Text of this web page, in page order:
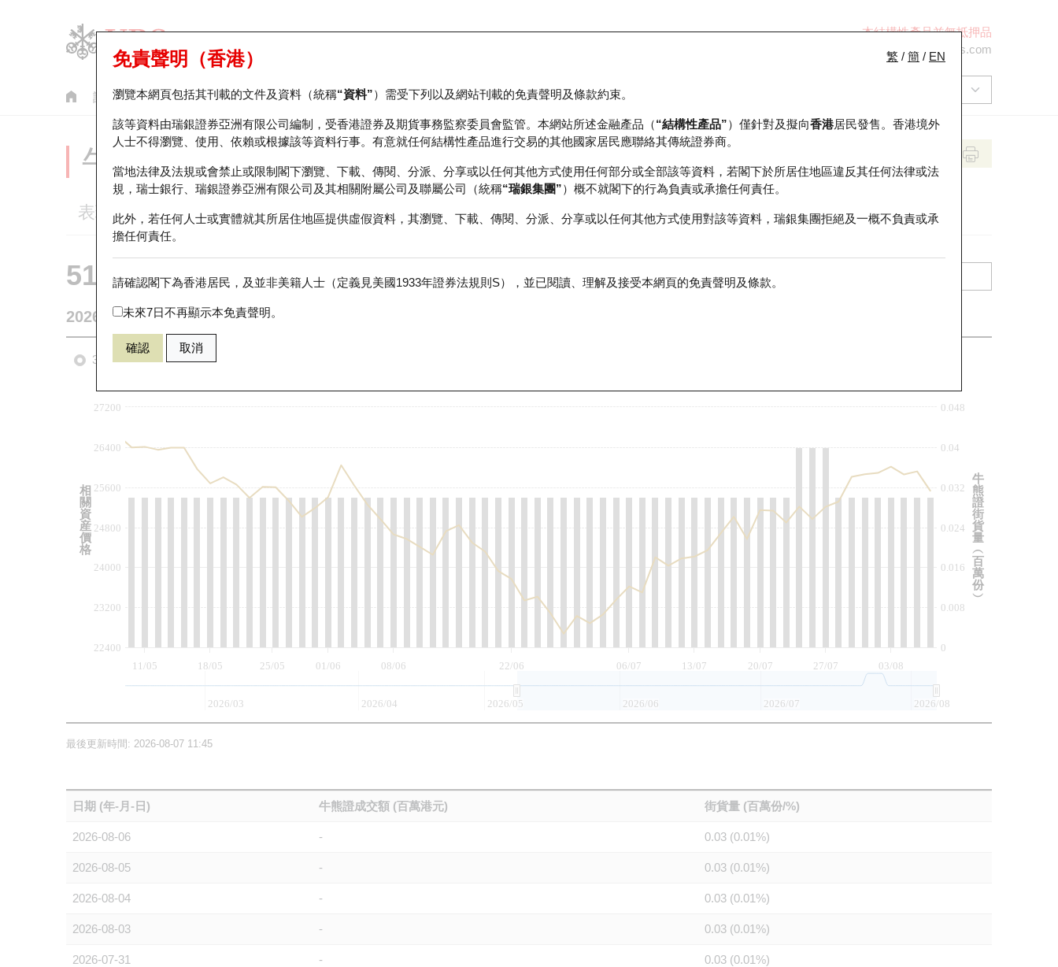
本結構性產品並無抵押品
ol-hkwarrants@ubs.com
認股證 牛熊證 美股指數產品 輪證市場統計 正股資料及市場統計 瑞銀輪證教室
繁 / 簡 / EN
免責聲明（香港）
瀏覽本網頁包括其刊載的文件及資料（統稱“資料”）需受下列以及網站刊載的免責聲明及條款約束。
該等資料由瑞銀證券亞洲有限公司編制，受香港證券及期貨事務監察委員會監管。本網站所述金融產品（“結構性產品”）僅針對及擬向香港居民發售。香港境外
人士不得瀏覽、使用、依賴或根據該等資料行事。有意就任何結構性產品進行交易的其他國家居民應聯絡其傳統證券商。
當地法律及法規或會禁止或限制閣下瀏覽、下載、傳閱、分派、分享或以任何其他方式使用任何部分或全部該等資料，若閣下於所居住地區違反其任何法律或法
規，瑞士銀行、瑞銀證券亞洲有限公司及其相關附屬公司及聯屬公司（統稱“瑞銀集團”）概不就閣下的行為負責或承擔任何責任。
此外，若任何人士或實體就其所居住地區提供虛假資料，其瀏覽、下載、傳閱、分派、分享或以任何其他方式使用對該等資料，瑞銀集團拒絕及一概不負責或承
擔任何責任。
請確認閣下為香港居民，及並非美籍人士（定義見美國1933年證券法規則S），並已閱讀、理解及接受本網頁的免責聲明及條款。
未來7日不再顯示本免責聲明。
確認 取消
牛熊證分析儀
表現 街貨統計 比較
51644 瑞銀牛證 HSI 恒生指數
2026-08-06 相關資產價格25,530.28
3個月 6個月
18/05 01/06 13/07 27/07
11/05 25/05 08/06 22/06 06/07 20/07 03/08
0
0.008
0.016
0.024
0.032
0.04
0.048
24000
22400
23200
24800
25600
26400
27200
2026/03 2026/04 2026/05 2026/06 2026/07 2026/08
牛
熊
證
街
貨
量
︵
百
萬
份
︶
相
關
資
産
價
格
最後更新時間: 2026-08-07 11:45
日期 (年-月-日) 牛熊證成交額 (百萬港元) 街貨量 (百萬份/%)
2026-08-06 - 0.03 (0.01%)
2026-08-05 - 0.03 (0.01%)
2026-08-04 - 0.03 (0.01%)
2026-08-03 - 0.03 (0.01%)
2026-07-31 - 0.03 (0.01%)